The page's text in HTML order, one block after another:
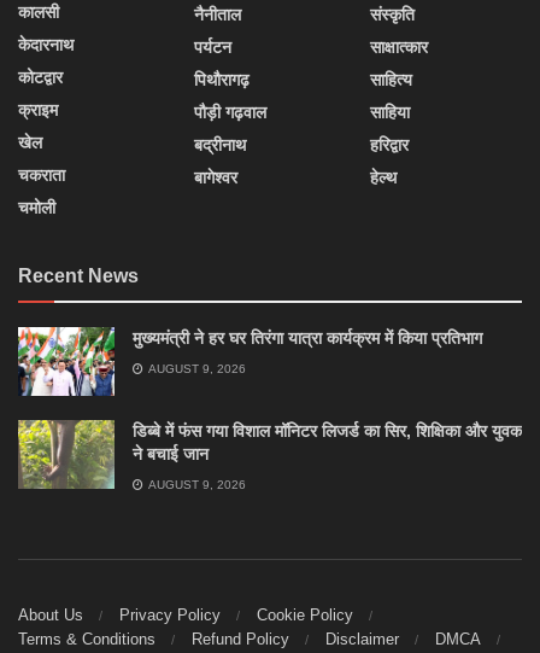
कालसी
केदारनाथ
कोटद्वार
क्राइम
खेल
चकराता
चमोली
नैनीताल
पर्यटन
पिथौरागढ़
पौड़ी गढ़वाल
बद्रीनाथ
बागेश्वर
संस्कृति
साक्षात्कार
साहित्य
साहिया
हरिद्वार
हेल्थ
Recent News
मुख्यमंत्री ने हर घर तिरंगा यात्रा कार्यक्रम में किया प्रतिभाग
AUGUST 9, 2026
डिब्बे में फंस गया विशाल मॉनिटर लिजर्ड का सिर, शिक्षिका और युवक
ने बचाई जान
AUGUST 9, 2026
About Us Privacy Policy
Cookie Policy
Terms & Conditions
Refund Policy Disclaimer
DMCA